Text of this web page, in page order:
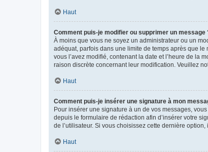
Haut
Comment puis-je modifier ou supprimer un message
À moins que vous ne soyez un administrateur ou un
adéquat, parfois dans une limite de temps après que
vous l’avez modifié, contenant la date et l’heure de la
raison discrète concernant leur modification. Veuillez
Haut
Comment puis-je insérer une signature à mon
Pour insérer une signature à un de vos messages,
depuis le formulaire de rédaction afin d’insérer votre
de l’utilisateur. Si vous choisissez cette dernière
Haut